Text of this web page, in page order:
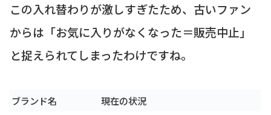
この入れ替わりが激しすぎたため、古いファン
からは「お気に入りがなくなった＝販売中止」
と捉えられてしまったわけですね。
ブランド名 現在の状況